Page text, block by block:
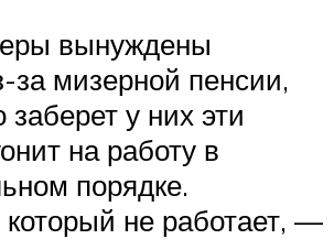
вынуждены
за мизерной пенсии,
заберет у них эти
на работу в
порядке.
не работает, —